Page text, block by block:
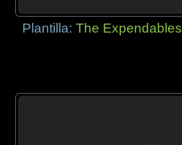
Plantilla:The Expendables